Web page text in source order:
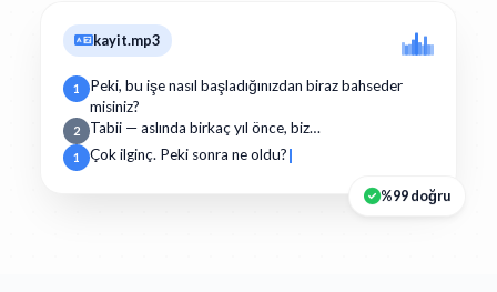
kayit.mp3
1
Peki, bu işe nasıl başladığınızdan biraz bahseder
misiniz?
2 Tabii — aslında birkaç yıl önce, biz…
1 Çok ilginç. Peki sonra ne oldu?
%99 doğru